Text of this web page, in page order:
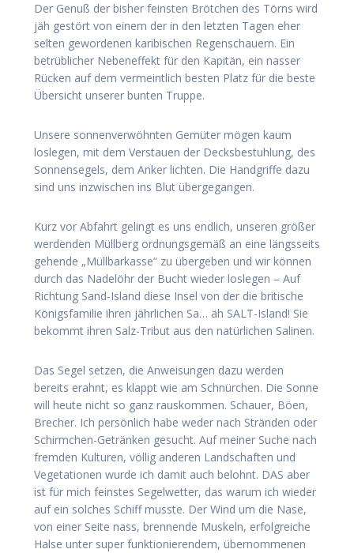
Der Genuß der bisher feinsten Brötchen des Törns wird
jäh gestört von einem der in den letzten Tagen eher
selten gewordenen karibischen Regenschauern. Ein
betrüblicher Nebeneffekt für den Kapitän, ein nasser
Rücken auf dem vermeintlich besten Platz für die beste
Übersicht unserer bunten Truppe.
Unsere sonnenverwöhnten Gemüter mögen kaum
loslegen, mit dem Verstauen der Decksbestuhlung, des
Sonnensegels, dem Anker lichten. Die Handgriffe dazu
sind uns inzwischen ins Blut übergegangen.
Kurz vor Abfahrt gelingt es uns endlich, unseren größer
werdenden Müllberg ordnungsgemäß an eine längsseits
gehende „Müllbarkasse“ zu übergeben und wir können
durch das Nadelöhr der Bucht wieder loslegen – Auf
Richtung Sand-Island diese Insel von der die britische
Königsfamilie ihren jährlichen Sa… äh SALT-Island! Sie
bekommt ihren Salz-Tribut aus den natürlichen Salinen.
Das Segel setzen, die Anweisungen dazu werden
bereits erahnt, es klappt wie am Schnürchen. Die Sonne
will heute nicht so ganz rauskommen. Schauer, Böen,
Brecher. Ich persönlich habe weder nach Stränden oder
Schirmchen-Getränken gesucht. Auf meiner Suche nach
fremden Kulturen, völlig anderen Landschaften und
Vegetationen wurde ich damit auch belohnt. DAS aber
ist für mich feinstes Segelwetter, das warum ich wieder
auf ein solches Schiff musste. Der Wind um die Nase,
von einer Seite nass, brennende Muskeln, erfolgreiche
Halse unter super funktionierendem, übernommenen